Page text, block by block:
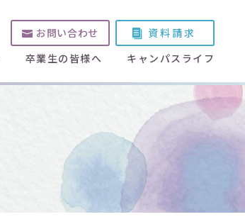
お問い合わせ
資料請求
卒業生の皆様へ キャンパスライフ